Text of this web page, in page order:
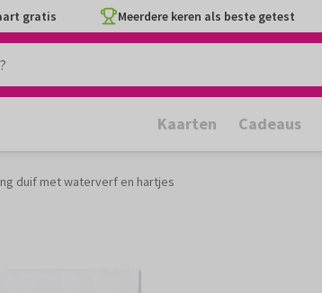
gratis Meerdere keren als beste getest
Kaarten Cadeaus
duif met waterverf en hartjes